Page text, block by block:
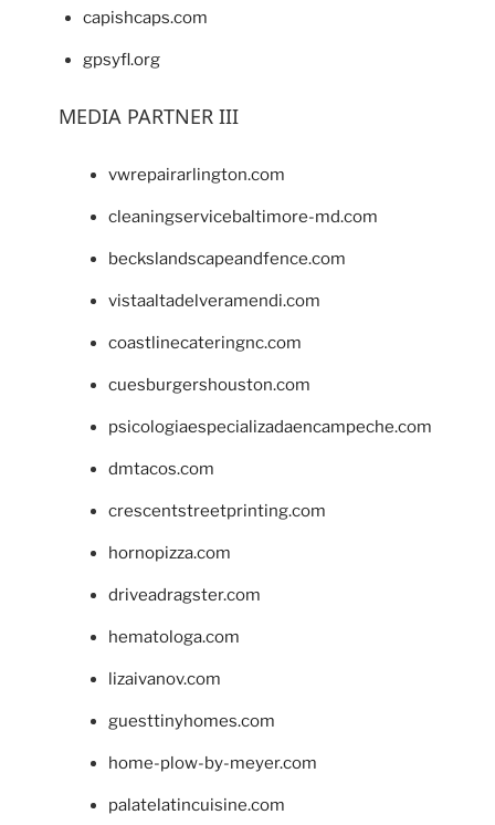
capishcaps.com
gpsyfl.org
MEDIA PARTNER III
vwrepairarlington.com
cleaningservicebaltimore-md.com
beckslandscapeandfence.com
vistaaltadelveramendi.com
coastlinecateringnc.com
cuesburgershouston.com
psicologiaespecializadaencampeche.com
dmtacos.com
crescentstreetprinting.com
hornopizza.com
driveadragster.com
hematologa.com
lizaivanov.com
guesttinyhomes.com
home-plow-by-meyer.com
palatelatincuisine.com